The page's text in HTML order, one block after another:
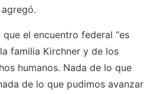
el encuentro federal “es
familia Kirchner y de los
humanos. Nada de lo que
de lo que pudimos avanzar